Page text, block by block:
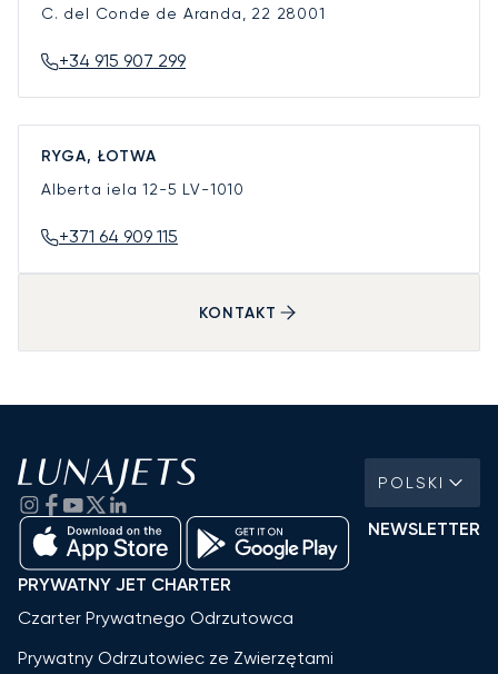
C. del Conde de Aranda, 22 28001
+34 915 907 299
RYGA, ŁOTWA
Alberta iela 12-5 LV-1010
+371 64 909 115
KONTAKT
POLSKI
NEWSLETTER
PRYWATNY JET CHARTER
Czarter Prywatnego Odrzutowca
Prywatny Odrzutowiec ze Zwierzętami